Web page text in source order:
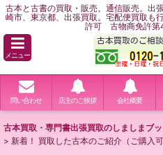
古本と古書の買取・販売。通信販売。出
崎市、東京都、出張買取。宅配便買取も
許可 古物商免許第
メニュー
問い合わせ 店主のご挨拶 会社概要
古本買取・専門書出張買取のしましまブ
> 新着！ 買取した古本のご紹介（ご購入可